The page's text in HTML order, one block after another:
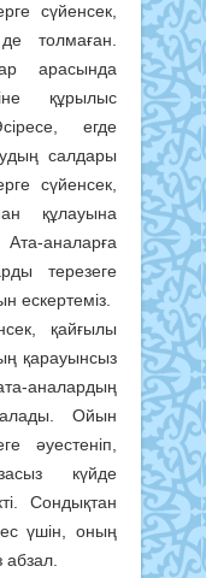
сүйенсек,
толмаған.
арасында
құрылыс
егде
салдары
сүйенсек,
құлауына
аналарға
терезеге
ескертеміз.
қайғылы
қарауынсыз
аналардың
Ойын
әуестеніп,
күйде
Сондықтан
үшін, оның
абзал.